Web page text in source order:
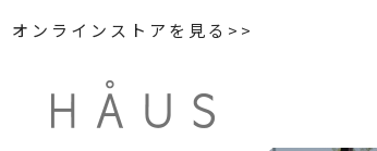
オンラインストアを見る>>